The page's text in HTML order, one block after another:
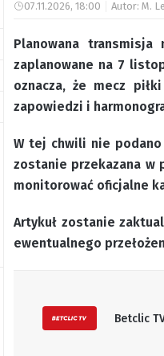
07.11.2026, 18:00 Autor: M.
Planowana
zaplanowane na 7
oznacza, że mecz
zapowiedzi i
W tej chwili nie
zostanie przekazana w
monitorować oficjalne
Artykuł zostanie
ewentualnego
Betclic